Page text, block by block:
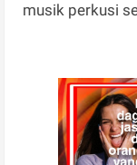
musik perkusi